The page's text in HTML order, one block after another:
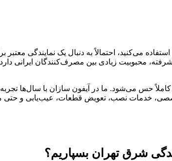
استفاده می‌کنید، احتمالاً به دنبال یک نمایندگی
محبوبیت زیادی بین مصرف‌کنندگان
کاملاً حس می‌شود. ما در آیفون سازان با سال‌ها تجربه
خدمات نصب، تعویض قطعات، عیب‌یابی و حتی
شرق تهران بسپاریم؟